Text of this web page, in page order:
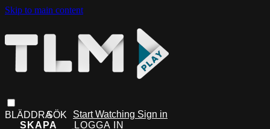
Skip to main content
Start Watching Sign in